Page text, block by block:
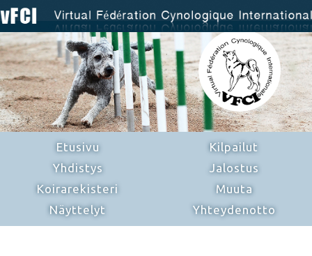
Etusivu
Yhdistys
Koirarekisteri
Näyttelyt
Kilpailut
Jalostus
Muuta
Yhteydenotto